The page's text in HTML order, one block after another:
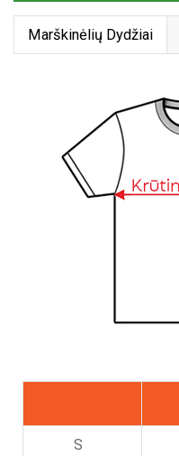
Marškinėlių Dydžiai
S